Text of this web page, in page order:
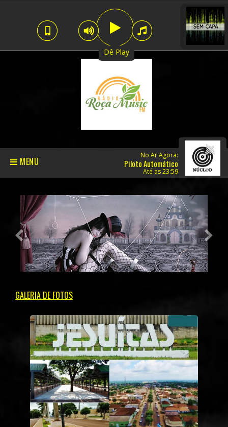
Dê Play
MENU
No Ar Agora:
Piloto Automático
Até as 23:59
Previous Next
GALERIA DE FOTOS